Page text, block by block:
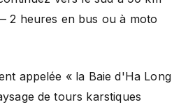
2 heures en bus ou à moto
appelée « la Baie d'Ha Long
de tours karstiques